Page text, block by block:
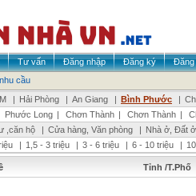
Tư vấn Đăng nhập Đăng ký
Đăng
cầu
| Hải Phòng | An Giang | Bình Phước |
Phước Long | Chơn Thành | Chơn Thành |
,căn hộ | Cửa hàng, Văn phòng | Nhà ở, Đất ở
| 1,5 - 3 triệu | 3 - 6 triệu | 6 - 10 triệu |
Tỉnh /T.Phố